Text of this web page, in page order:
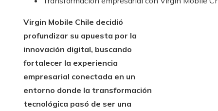
Virgin Mobile Chile decidió
profundizar su apuesta por la
innovación digital, buscando
fortalecer la experiencia
empresarial conectada en un
entorno donde la transformación
tecnológica pasó de ser una